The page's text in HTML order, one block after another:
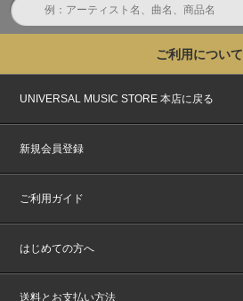
ご利用について
UNIVERSAL MUSIC STORE 本店に戻る
新規会員登録
ご利用ガイド
はじめての方へ
送料とお支払い方法